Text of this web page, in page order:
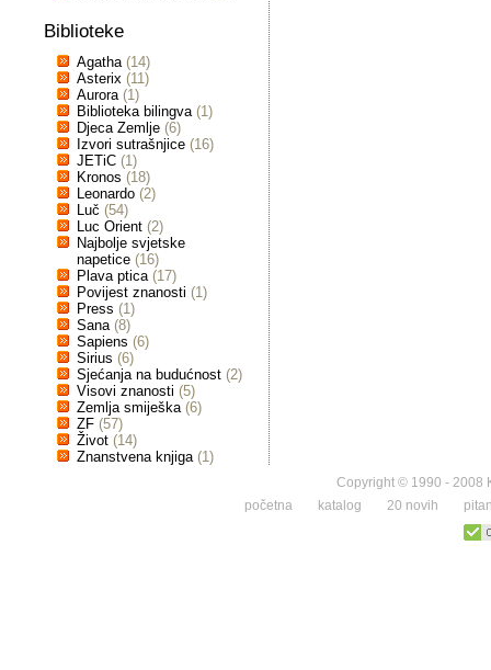
Biblioteke
Agatha (14)
Asterix (11)
Aurora (1)
Biblioteka bilingva (1)
Djeca Zemlje (6)
Izvori sutrašnjice (16)
JETiC (1)
Kronos (18)
Leonardo (2)
Luč (54)
Luc Orient (2)
Najbolje svjetske
napetice (16)
Plava ptica (17)
Povijest znanosti (1)
Press (1)
Sana (8)
Sapiens (6)
Sirius (6)
Sjećanja na budućnost (2)
Visovi znanosti (5)
Zemlja smiješka (6)
ZF (57)
Život (14)
Znanstvena knjiga (1)
Copyright © 1990 - 2008
početna
katalog 20 novih